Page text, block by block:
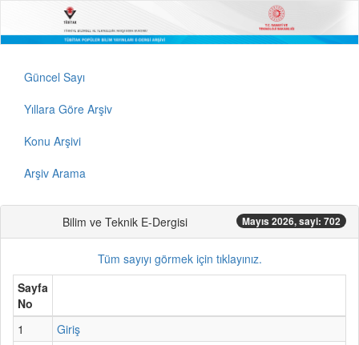
Güncel Sayı
Yıllara Göre Arşiv
Konu Arşivi
Arşiv Arama
Bilim ve Teknik E-Dergisi Mayıs 2026, sayi: 702
Tüm sayıyı görmek için tıklayınız.
Sayfa
No
1
Giriş